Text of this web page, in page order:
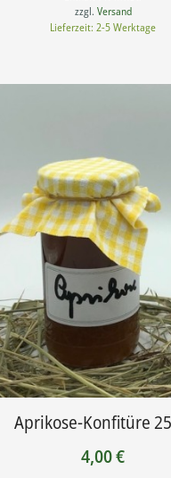
zzgl. Versand
Lieferzeit: 2-5 Werktage
Aprikose-Konfitüre
4,00€